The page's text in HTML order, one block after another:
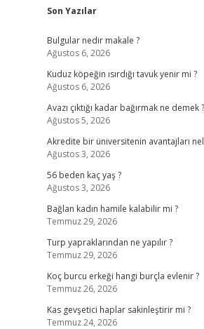
Sidebar
Son Yazılar
Bulgular nedir makale ?
Ağustos 6, 2026
Kuduz köpeğin ısırdığı tavuk yenir mi ?
Ağustos 6, 2026
Avazı çıktığı kadar bağırmak ne demek ?
Ağustos 5, 2026
Akredite bir üniversitenin avantajları
Ağustos 3, 2026
56 beden kaç yaş ?
Ağustos 3, 2026
Bağlan kadın hamile kalabilir mi ?
Temmuz 29, 2026
Turp yapraklarından ne yapılır ?
Temmuz 29, 2026
Koç burcu erkeği hangi burçla evlenir ?
Temmuz 26, 2026
Kas gevşetici haplar sakinleştirir mi ?
Temmuz 24, 2026